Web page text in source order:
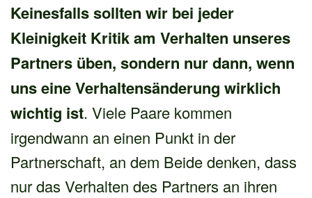
Keinesfalls sollten wir bei jeder
Kleinigkeit Kritik am Verhalten unseres
Partners üben, sondern nur dann, wenn
uns eine Verhaltensänderung wirklich
wichtig ist. Viele Paare kommen
irgendwann an einen Punkt in der
Partnerschaft, an dem Beide denken, dass
nur das Verhalten des Partners an ihren